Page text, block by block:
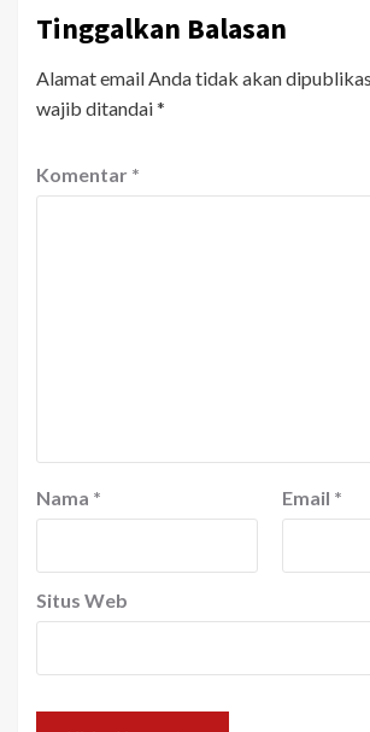
Tinggalkan Balasan
Alamat email Anda tidak akan
wajib ditandai*
Komentar *
Nama * Email *
Situs Web